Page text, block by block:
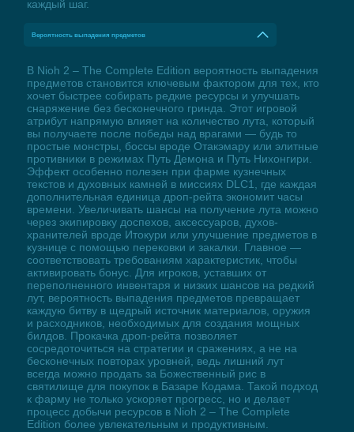
каждый шаг.
Вероятность выпадения предметов
В Nioh 2 – The Complete Edition вероятность выпадения
предметов становится ключевым фактором для тех, кто
хочет быстрее собирать редкие ресурсы и улучшать
снаряжение без бесконечного гринда. Этот игровой
атрибут напрямую влияет на количество лута, который
вы получаете после победы над врагами — будь то
простые монстры, боссы вроде Отакэмару или элитные
противники в режимах Путь Демона и Путь Нихонгири.
Эффект особенно полезен при фарме кузнечных
текстов и духовных камней в миссиях DLC1, где каждая
дополнительная единица дроп-рейта экономит часы
времени. Увеличивать шансы на получение лута можно
через экипировку доспехов, аксессуаров, духов-
хранителей вроде Итокури или улучшение предметов в
кузнице с помощью перековки и закалки. Главное —
соответствовать требованиям характеристик, чтобы
активировать бонус. Для игроков, уставших от
переполненного инвентаря и низких шансов на редкий
лут, вероятность выпадения предметов превращает
каждую битву в щедрый источник материалов, оружия
и расходников, необходимых для создания мощных
билдов. Прокачка дроп-рейта позволяет
сосредоточиться на стратегии и сражениях, а не на
бесконечных повторах уровней, ведь лишний лут
всегда можно продать за Божественный рис в
святилище для покупок в Базаре Кодама. Такой подход
к фарму не только ускоряет прогресс, но и делает
процесс добычи ресурсов в Nioh 2 – The Complete
Edition более увлекательным и продуктивным.